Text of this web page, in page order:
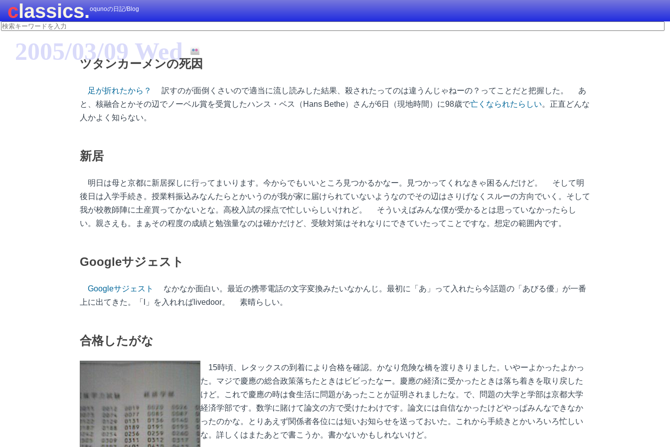
classics.oqunoの日記/Blog
2005/03/09 Wed
ツタンカーメンの死因
足が折れたから？
訳すのが面倒くさいので適当に流し読みした結果、殺されたってのは違うんじゃねーの？ってことだと把握した。 あ
と、核融合とかその辺でノーベル賞を受賞したハンス・ベス（Hans Bethe）さんが6日（現地時間）に98歳で亡くなられたらしい。正直どんな
人かよく知らない。
新居
明日は母と京都に新居探しに行ってまいります。今からでもいいところ見つかるかなー。見つかってくれなきゃ困るんだけど。 そして明
後日は入学手続き。授業料振込みなんたらとかいうのが我が家に届けられていないようなのでその辺はさりげなくスルーの方向でいく。そして
我が校教師陣に土産買ってかないとな。高校入試の採点で忙しいらしいけれど。 そういえばみんな僕が受かるとは思っていなかったらし
い。親さえも。まぁその程度の成績と勉強量なのは確かだけど、受験対策はそれなりにできていたってことですな。想定の範囲内です。
Googleサジェスト
Googleサジェスト
なかなか面白い。最近の携帯電話の文字変換みたいなかんじ。最初に「あ」って入れたら今話題の「あびる優」が一番
上に出てきた。「l」を入れればlivedoor。 素晴らしい。
合格したがな
15時頃、レタックスの到着により合格を確認。かなり危険な橋を渡りきりました。いやーよかったよかっ
た。マジで慶應の総合政策落ちたときはビビったなー。慶應の経済に受かったときは落ち着きを取り戻した
けど。これで慶應の時は食生活に問題があったことが証明されましたな。で、問題の大学と学部は京都大学
経済学部です。数学に賭けて論文の方で受けたわけです。論文には自信なかったけどやっぱみんなできなか
ったのかな。とりあえず関係者各位には短いお知らせを送っておいた。これから手続きとかいろいろ忙しい
な。詳しくはまたあとで書こうか。書かないかもしれないけど。